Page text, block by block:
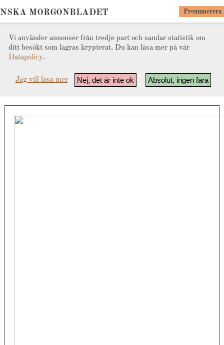
Vi använder annonser från tredje part och samlar statistik om
ditt besökt som lagras krypterat. Du kan läsa mer på vår
Datapolicy.
Absolut, ingen fara
Nej, det är inte ok
Jag vill läsa mer
MORGONBLADET Prenumerera